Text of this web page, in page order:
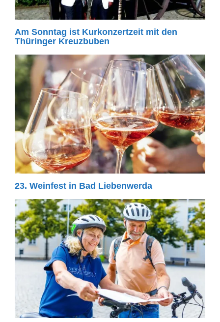
Am Sonntag ist Kurkonzertzeit mit den
Thüringer Kreuzbuben
23. Weinfest in Bad Liebenwerda